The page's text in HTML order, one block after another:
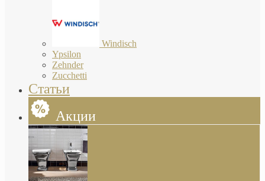
Windisch
Ypsilon
Zehnder
Zucchetti
Статьи
Акции